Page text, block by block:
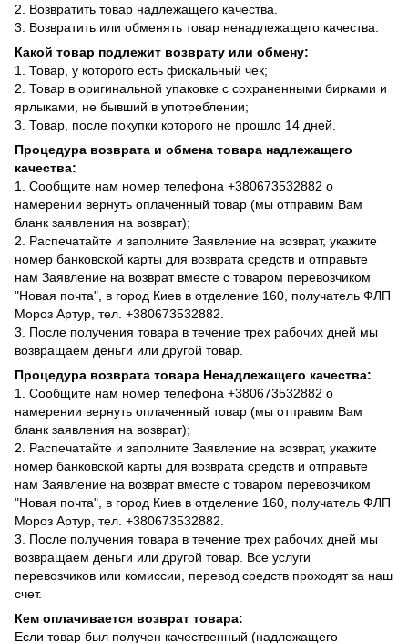
2. Возвратить товар надлежащего качества.
3. Возвратить или обменять товар ненадлежащего качества.
Какой товар подлежит возврату или обмену:
1. Товар, у которого есть фискальный чек;
2. Товар в оригинальной упаковке с сохраненными бирками и
ярлыками, не бывший в употреблении;
3. Товар, после покупки которого не прошло 14 дней.
Процедура возврата и обмена товара надлежащего
качества:
1. Сообщите нам номер телефона +380673532882 о
намерении вернуть оплаченный товар (мы отправим Вам
бланк заявления на возврат);
2. Распечатайте и заполните Заявление на возврат, укажите
номер банковской карты для возврата средств и отправьте
нам Заявление на возврат вместе с товаром перевозчиком
"Новая почта", в город Киев в отделение 160, получатель ФЛП
Мороз Артур, тел. +380673532882.
3. После получения товара в течение трех рабочих дней мы
возвращаем деньги или другой товар.
Процедура возврата товара Ненадлежащего качества:
1. Сообщите нам номер телефона +380673532882 о
намерении вернуть оплаченный товар (мы отправим Вам
бланк заявления на возврат);
2. Распечатайте и заполните Заявление на возврат, укажите
номер банковской карты для возврата средств и отправьте
нам Заявление на возврат вместе с товаром перевозчиком
"Новая почта", в город Киев в отделение 160, получатель ФЛП
Мороз Артур, тел. +380673532882.
3. После получения товара в течение трех рабочих дней мы
возвращаем деньги или другой товар. Все услуги
перевозчиков или комиссии, перевод средств проходят за наш
счет.
Кем оплачивается возврат товара:
Если товар был получен качественный (надлежащего